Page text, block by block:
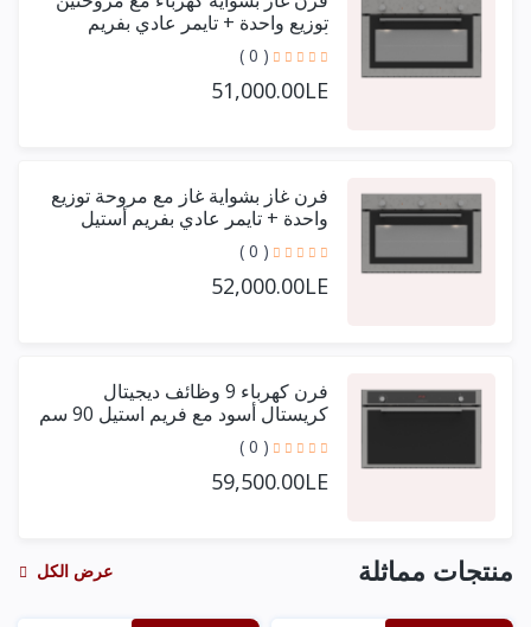
توزيع واحدة + تايمر عادي بفريم
أستيل حرف يو 90 سم
( 0 )
51,000.00LE
فرن غاز بشواية غاز مع مروحة توزيع
واحدة + تايمر عادي بفريم أستيل
حرف يو 90 سم
( 0 )
52,000.00LE
فرن كهرباء 9 وظائف ديجيتال
كريستال أسود مع فريم استيل 90 سم
+ مروحتين توزيع
( 0 )
59,500.00LE
منتجات مماثلة عرض الكل